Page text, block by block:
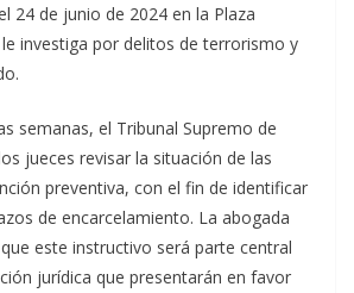
24 de junio de 2024 en la Plaza
investiga por delitos de terrorismo y
semanas, el Tribunal Supremo de
jueces revisar la situación de las
preventiva, con el fin de identificar
de encarcelamiento. La abogada
este instructivo será parte central
jurídica que presentarán en favor